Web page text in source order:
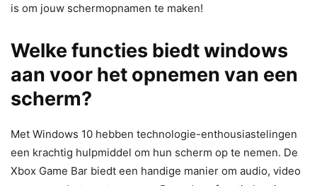
is om jouw schermopnamen te maken!
Welke functies biedt windows
aan voor het opnemen van een
scherm?
Met Windows 10 hebben technologie-enthousiastelingen
een krachtig hulpmiddel om hun scherm op te nemen. De
Xbox Game Bar biedt een handige manier om audio, video